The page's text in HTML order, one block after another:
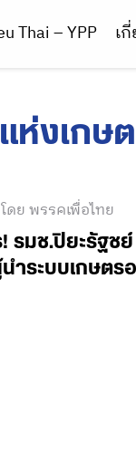
Thai – YPP เ
ห่งเกษ
โดย พรรคเพื่อไทย
รมช.ปิยะรัฐช
ระบบเกษตร